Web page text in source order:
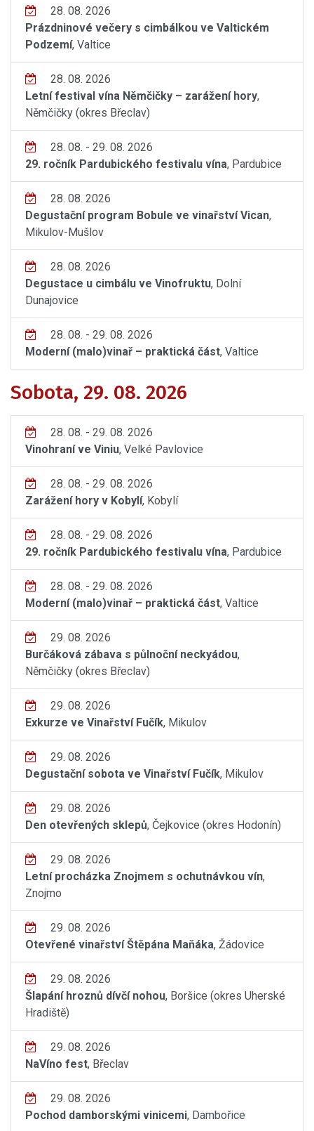
28. 08. 2026
Prázdninové večery s cimbálkou ve Valtickém
Podzemí, Valtice
28. 08. 2026
Letní festival vína Němčičky – zarážení hory,
Němčičky (okres Břeclav)
28. 08. - 29. 08. 2026
29. ročník Pardubického festivalu vína, Pardubice
28. 08. 2026
Degustační program Bobule ve vinařství Vican,
Mikulov-Mušlov
28. 08. 2026
Degustace u cimbálu ve Vinofruktu, Dolní
Dunajovice
28. 08. - 29. 08. 2026
Moderní (malo)vinař – praktická část, Valtice
Sobota, 29. 08. 2026
28. 08. - 29. 08. 2026
Vinohraní ve Viniu, Velké Pavlovice
28. 08. - 29. 08. 2026
Zarážení hory v Kobylí, Kobylí
28. 08. - 29. 08. 2026
29. ročník Pardubického festivalu vína, Pardubice
28. 08. - 29. 08. 2026
Moderní (malo)vinař – praktická část, Valtice
29. 08. 2026
Burčáková zábava s půlnoční neckyádou,
Němčičky (okres Břeclav)
29. 08. 2026
Exkurze ve Vinařství Fučík, Mikulov
29. 08. 2026
Degustační sobota ve Vinařství Fučík, Mikulov
29. 08. 2026
Den otevřených sklepů, Čejkovice (okres Hodonín)
29. 08. 2026
Letní procházka Znojmem s ochutnávkou vín,
Znojmo
29. 08. 2026
Otevřené vinařství Štěpána Maňáka, Žádovice
29. 08. 2026
Šlapání hroznů dívčí nohou, Boršice (okres Uherské
Hradiště)
29. 08. 2026
NaVíno fest, Břeclav
29. 08. 2026
Pochod damborskými vinicemi, Dambořice